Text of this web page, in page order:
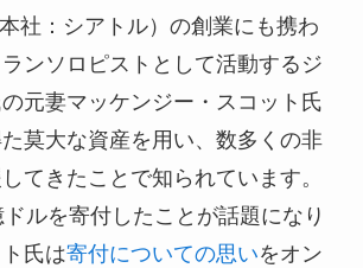
社：シアトル）の創業にも携わ
ンソロピストとして活動するジ
元妻マッケンジー・スコット氏
莫大な資産を用い、数多くの非
てきたことで知られています。
ルを寄付したことが話題になり
氏は寄付についての思いをオン